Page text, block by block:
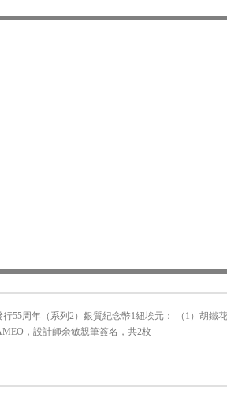
55周年（系列2）銀質紀念幣1紐埃元： （1）胡鐵
，設計師余敏親筆簽名，共2枚